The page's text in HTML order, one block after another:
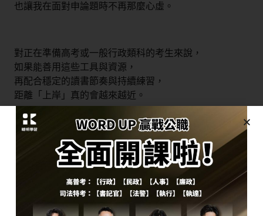
也讓我在面對申論題時不再那麼心虛。
對正在準備高考或一般行政類科的考生來說，
如果能善用這些工具與資源，
再配合穩定的讀書節奏與持續練習，
距離「上岸」真的會越來越近。
KIAO 公職課程推薦
▋KIAO 贏戰公職課程專為初學者設計。